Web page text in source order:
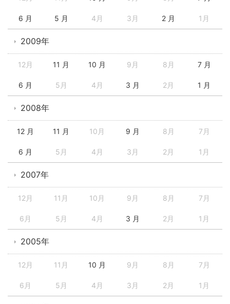
6 月 5 月 4月 3月 2 月 1月
2009年
12月 11 月 10 月 9月 8月 7 月
6 月 5月 4月 3 月 2月 1 月
2008年
12 月 11 月 10月 9 月 8月 7月
6 月 5月 4月 3月 2月 1月
2007年
12月 11月 10月 9月 8月 7月
6月 5月 4月 3 月 2月 1月
2005年
12月 11月 10 月 9月 8月 7月
6月 5月 4月 3月 2月 1月